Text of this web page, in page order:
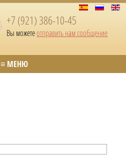
+7 (921) 386-10-45
Вы можетеотправить нам сообщение
≡ МЕНЮ